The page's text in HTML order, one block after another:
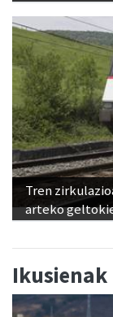
Tren
arteko
Ikusienak